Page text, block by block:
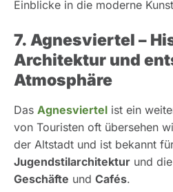
Einblicke in die moderne
7. Agnesviertel –
Architektur und
Atmosphäre
Das Agnesviertel ist ein
von Touristen oft übersehen
der Altstadt und ist bekannt
Jugendstilarchitektur und
Geschäfte und Cafés.